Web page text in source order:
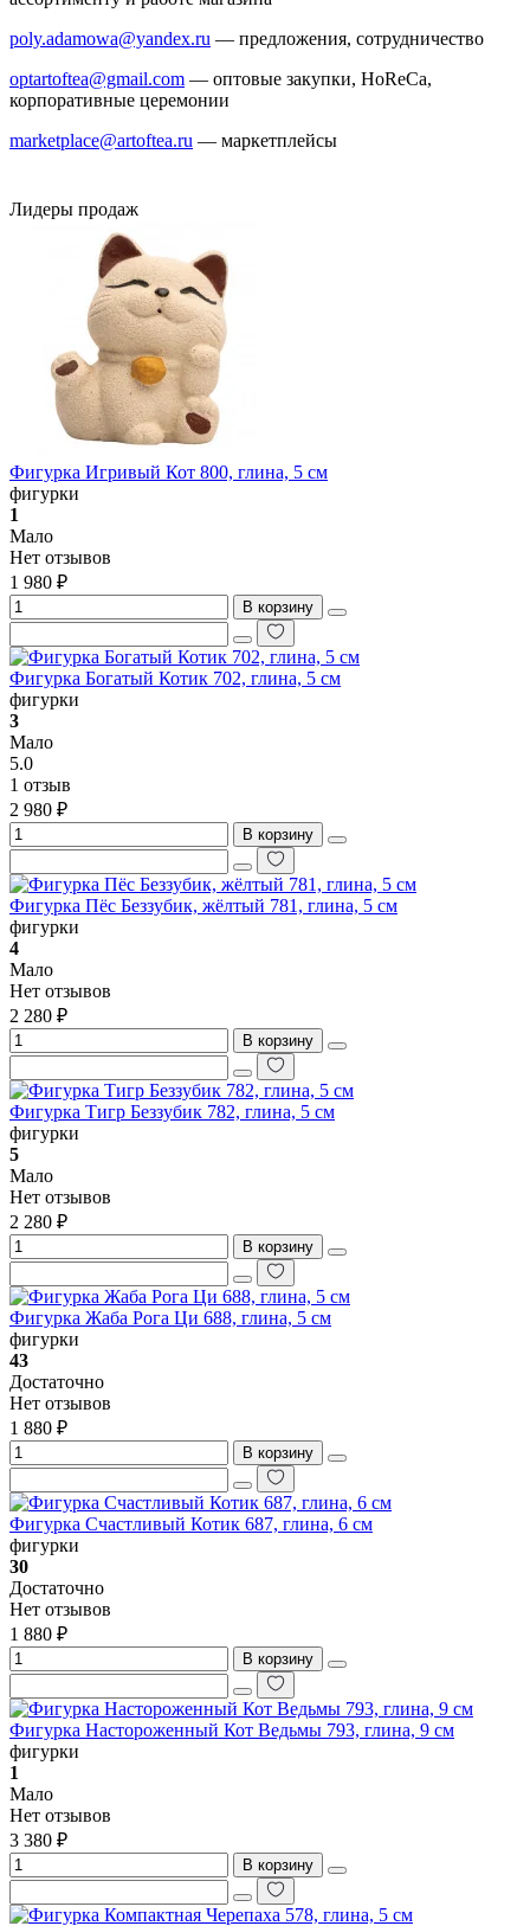
poly.adamowa@yandex.ru — предложения, сотрудничество
optartoftea@gmail.com — оптовые закупки, HoReCa,
корпоративные церемонии
marketplace@artoftea.ru — маркетплейсы
Лидеры продаж
Фигурка Игривый Кот 800, глина, 5 см
фигурки
1
Мало
Нет отзывов
1 980 ₽
В корзину
Фигурка Богатый Котик 702, глина, 5 см
фигурки
3
Мало
5.0
1 отзыв
2 980 ₽
В корзину
Фигурка Пёс Беззубик, жёлтый 781, глина, 5 см
фигурки
4
Мало
Нет отзывов
2 280 ₽
В корзину
Фигурка Тигр Беззубик 782, глина, 5 см
фигурки
5
Мало
Нет отзывов
2 280 ₽
В корзину
Фигурка Жаба Рога Ци 688, глина, 5 см
фигурки
43
Достаточно
Нет отзывов
1 880 ₽
В корзину
Фигурка Счастливый Котик 687, глина, 6 см
фигурки
30
Достаточно
Нет отзывов
1 880 ₽
В корзину
Фигурка Настороженный Кот Ведьмы 793, глина, 9 см
фигурки
1
Мало
Нет отзывов
3 380 ₽
В корзину